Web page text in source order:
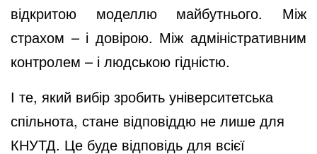
відкритою моделлю майбутнього. Між
страхом – і довірою. Між адміністративним
контролем – і людською гідністю.
І те, який вибір зробить університетська
спільнота, стане відповіддю не лише для
КНУТД. Це буде відповідь для всієї